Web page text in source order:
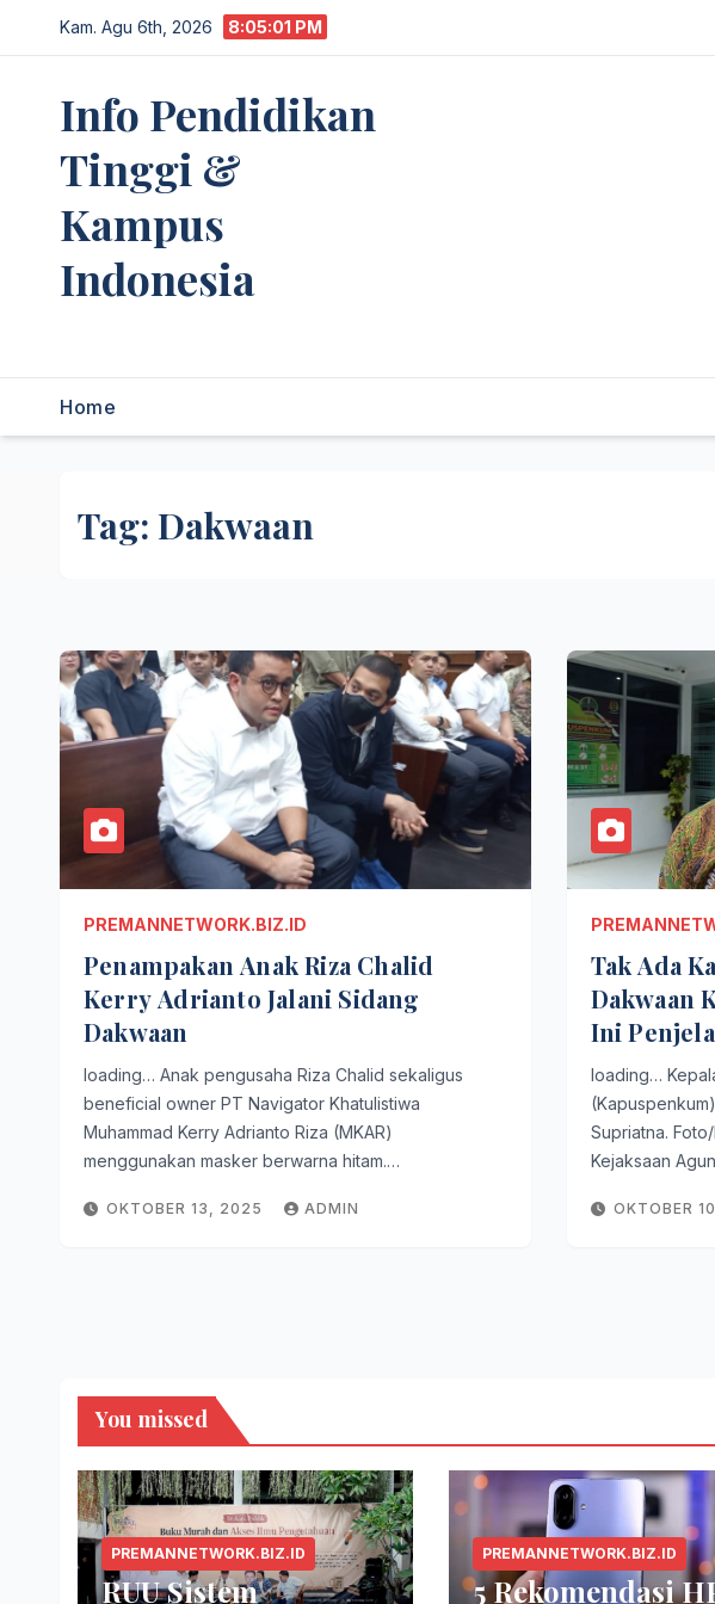
to
Kam. Agu 6th, 2026 8:05:01 PM
Info Pendidikan
Tinggi &
Kampus
Indonesia
Home
Tag: Dakwaan
PREMANNETWORK.BIZ.ID
Penampakan Anak Riza Chalid
Kerry Adrianto Jalani Sidang
Dakwaan
loading… Anak pengusaha Riza Chalid sekaligus
beneficial owner PT Navigator Khatulistiwa
Muhammad Kerry Adrianto Riza (MKAR)
menggunakan masker berwarna hitam.…
OKTOBER 13, 2025 ADMIN
Tak Ada
Dakwaan
Ini
loading…
Supriatna.
Kejaksaan
OKTOBER
You missed
PREMANNETWORK.BIZ.ID
RUU Sistem
PREMANNETWORK.BIZ.ID
5 Rekomendasi